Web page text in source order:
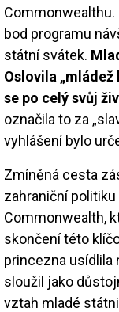
Commonwealthu.
bod programu
státní svátek.
Oslovila
se po celý svůj
označila to za
vyhlášení bylo
Zmíněná cesta
zahraniční
Commonwealth,
skončení této
princezna usídlila
sloužil jako
vztah mladé